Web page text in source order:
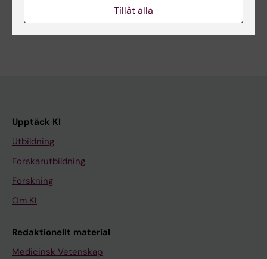
Upptäck KI
Utbildning
Forskarutbildning
Forskning
Om KI
Redaktionellt material
Medicinsk Vetenskap
Tillåt alla